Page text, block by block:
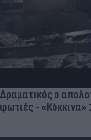
Δραματικός ο
φωτιές - «Κόκκινα»